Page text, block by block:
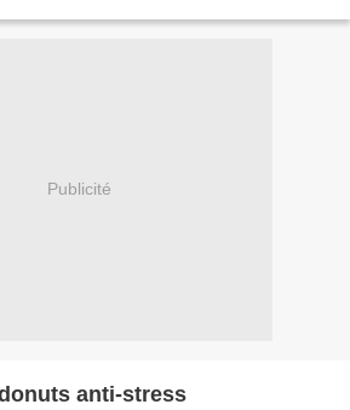
Publicité
anti-stress